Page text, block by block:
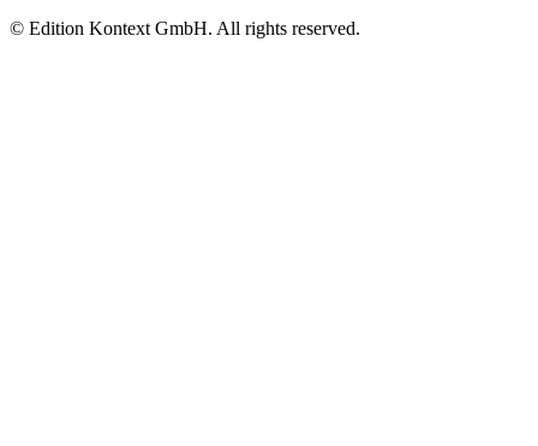
© Edition Kontext GmbH. All rights reserved.